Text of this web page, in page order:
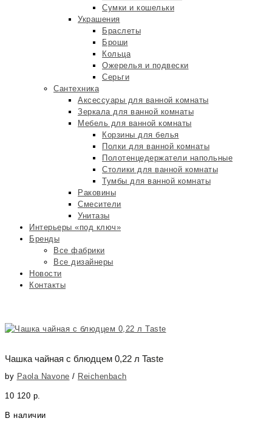
Сумки и кошельки
Украшения
Браслеты
Броши
Кольца
Ожерелья и подвески
Серьги
Сантехника
Аксессуары для ванной комнаты
Зеркала для ванной комнаты
Мебель для ванной комнаты
Корзины для белья
Полки для ванной комнаты
Полотенцедержатели напольные
Столики для ванной комнаты
Тумбы для ванной комнаты
Раковины
Смесители
Унитазы
Интерьеры «под ключ»
Бренды
Все фабрики
Все дизайнеры
Новости
Контакты
Чашка чайная с блюдцем 0,22 л Taste
by Paola Navone / Reichenbach
10 120 р.
В наличии